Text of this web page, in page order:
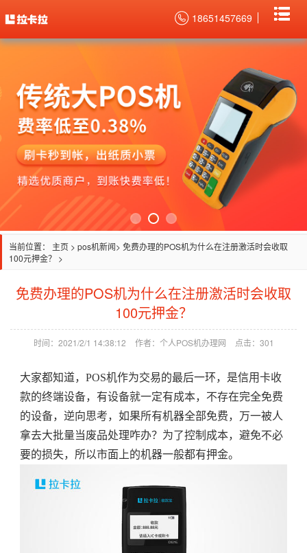
18651457669
当前位置： 主页 > pos机新闻> 免费办理的POS机为什么在注册激活时会收取
100元押金？ >
免费办理的POS机为什么在注册激活时会收取
100元押金？
时间：2021/2/1 14:38:12 作者：个人POS机办理网 点击： 301
大家都知道，POS机作为交易的最后一环，是信用卡收
款的终端设备，有设备就一定有成本，不存在完全免费
的设备，逆向思考，如果所有机器全部免费，万一被人
拿去大批量当废品处理咋办？为了控制成本，避免不必
要的损失，所以市面上的机器一般都有押金。